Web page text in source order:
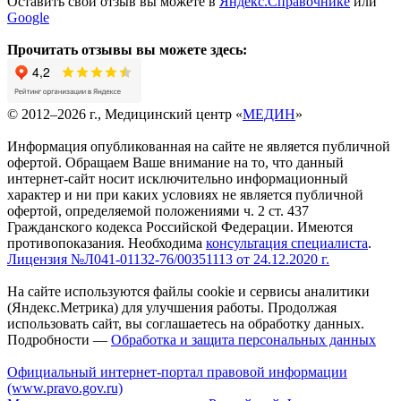
Google
Прочитать отзывы вы можете здесь:
© 2012–2026 г., Медицинский центр «МЕДИН»
Информация опубликованная на сайте не является публичной
офертой. Обращаем Ваше внимание на то, что данный
интернет-сайт носит исключительно информационный
характер и ни при каких условиях не является публичной
офертой, определяемой положениями ч. 2 ст. 437
Гражданского кодекса Российской Федерации. Имеются
противопоказания. Необходима консультация специалиста.
Лицензия №Л041-01132-76/00351113 от 24.12.2020 г.
На сайте используются файлы cookie и сервисы аналитики
(Яндекс.Метрика) для улучшения работы. Продолжая
использовать сайт, вы соглашаетесь на обработку данных.
Подробности — Обработка и защита персональных данных
Официальный интернет-портал правовой информации
(www.pravo.gov.ru)